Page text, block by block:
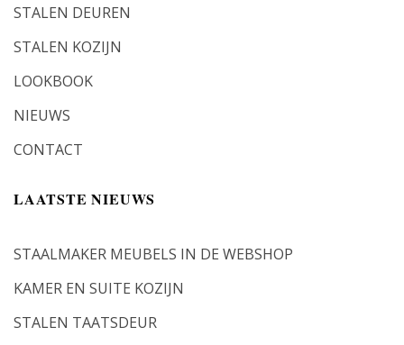
STALEN DEUREN
STALEN KOZIJN
LOOKBOOK
NIEUWS
CONTACT
LAATSTE NIEUWS
STAALMAKER MEUBELS IN DE WEBSHOP
KAMER EN SUITE KOZIJN
STALEN TAATSDEUR